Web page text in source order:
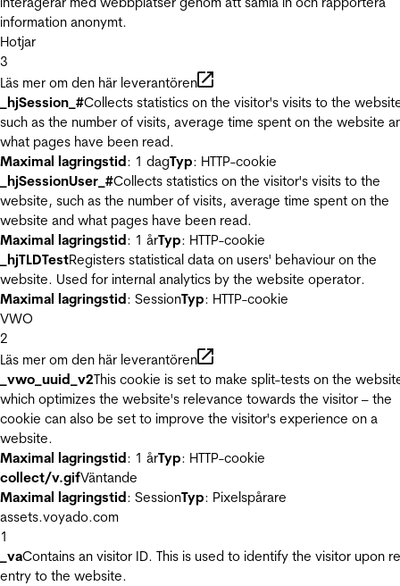
information anonymt.
Hotjar
3
Läs mer om den här leverantören
_hjSession_#Collects statistics on the visitor's visits to the
such as the number of visits, average time spent on the website
what pages have been read.
Maximal lagringstid: 1 dagTyp: HTTP-cookie
_hjSessionUser_#Collects statistics on the visitor's visits to the
website, such as the number of visits, average time spent on the
website and what pages have been read.
Maximal lagringstid: 1 årTyp: HTTP-cookie
_hjTLDTestRegisters statistical data on users' behaviour on the
website. Used for internal analytics by the website operator.
Maximal lagringstid: SessionTyp: HTTP-cookie
VWO
2
Läs mer om den här leverantören
_vwo_uuid_v2This cookie is set to make split-tests on the
which optimizes the website's relevance towards the visitor – the
cookie can also be set to improve the visitor's experience on a
website.
Maximal lagringstid: 1 årTyp: HTTP-cookie
collect/v.gifVäntande
Maximal lagringstid: SessionTyp: Pixelspårare
assets.voyado.com
1
_vaContains an visitor ID. This is used to identify the visitor upon
entry to the website.